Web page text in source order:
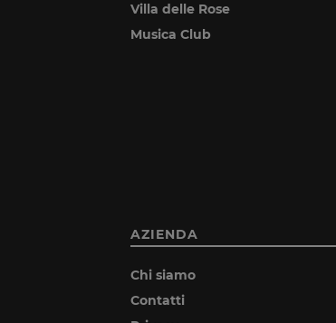
Villa delle Rose
Musica Club
AZIENDA
Chi siamo
Contatti